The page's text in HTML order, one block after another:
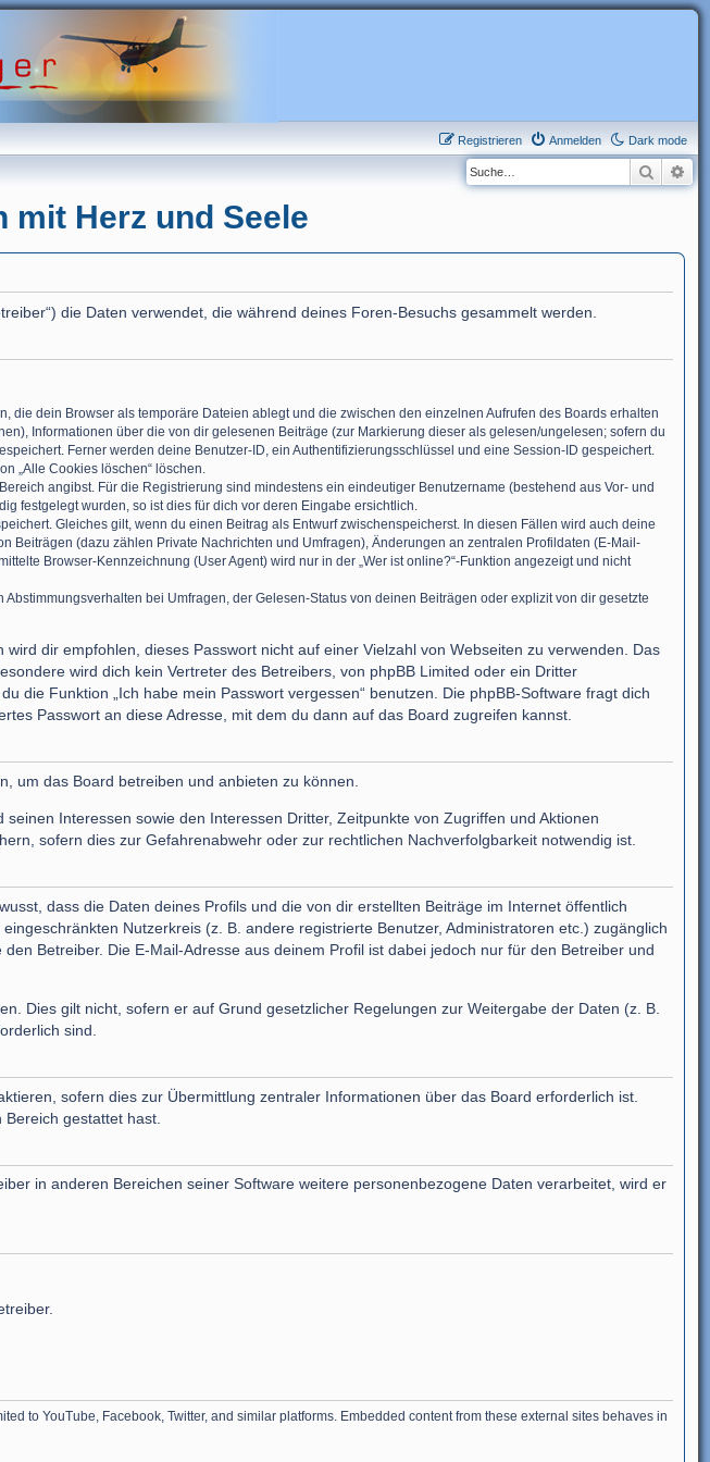
Dark mode
Anmelden
Registrieren
Suche
mit Herz und Seele
die Daten verwendet, die während deines Foren-Besuchs gesammelt werden.
dein Browser als temporäre Dateien ablegt und die zwischen den einzelnen Aufrufen des Boards erhalten
Informationen über die von dir gelesenen Beiträge (zur Markierung dieser als gelesen/ungelesen; sofern du
Ferner werden deine Benutzer-ID, ein Authentifizierungsschlüssel und eine Session-ID gespeichert.
„Alle Cookies löschen“ löschen.
angibst. Für die Registrierung sind mindestens ein eindeutiger Benutzername (bestehend aus Vor- und
festgelegt wurden, so ist dies für dich vor deren Eingabe ersichtlich.
Gleiches gilt, wenn du einen Beitrag als Entwurf zwischenspeicherst. In diesen Fällen wird auch deine
Beiträgen (dazu zählen Private Nachrichten und Umfragen), Änderungen an zentralen Profildaten (E-Mail-
Browser-Kennzeichnung (User Agent) wird nur in der „Wer ist online?“-Funktion angezeigt und nicht
bei Umfragen, der Gelesen-Status von deinen Beiträgen oder explizit von dir gesetzte
dir empfohlen, dieses Passwort nicht auf einer Vielzahl von Webseiten zu verwenden. Das
wird dich kein Vertreter des Betreibers, von phpBB Limited oder ein Dritter
die Funktion „Ich habe mein Passwort vergessen“ benutzen. Die phpBB-Software fragt dich
Passwort an diese Adresse, mit dem du dann auf das Board zugreifen kannst.
um das Board betreiben und anbieten zu können.
Interessen sowie den Interessen Dritter, Zeitpunkte von Zugriffen und Aktionen
sofern dies zur Gefahrenabwehr oder zur rechtlichen Nachverfolgbarkeit notwendig ist.
dass die Daten deines Profils und die von dir erstellten Beiträge im Internet öffentlich
Nutzerkreis (z. B. andere registrierte Benutzer, Administratoren etc.) zugänglich
Betreiber. Die E-Mail-Adresse aus deinem Profil ist dabei jedoch nur für den Betreiber und
Dies gilt nicht, sofern er auf Grund gesetzlicher Regelungen zur Weitergabe der Daten (z. B.
sind.
sofern dies zur Übermittlung zentraler Informationen über das Board erforderlich ist.
gestattet hast.
in anderen Bereichen seiner Software weitere personenbezogene Daten verarbeitet, wird er
to YouTube, Facebook, Twitter, and similar platforms. Embedded content from these external sites behaves in